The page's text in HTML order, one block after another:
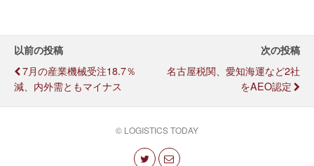
以前の投稿
7月の産業機械受注18.7％
減、内外需ともマイナス
次の投稿
名古屋税関、愛知海運など2社
をAEO認定
© LOGISTICS TODAY